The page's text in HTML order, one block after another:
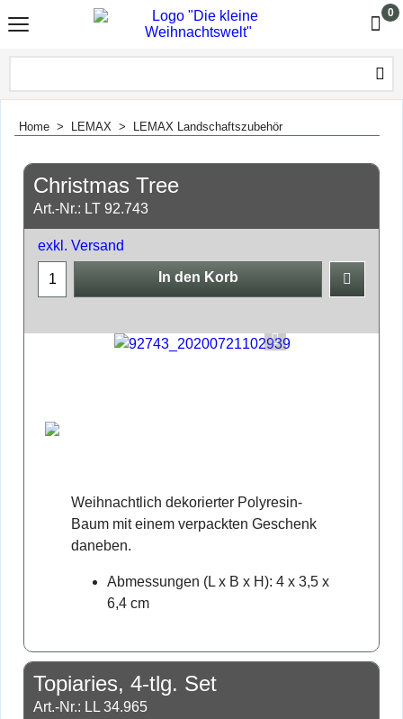
0
Home > LEMAX > LEMAX Landschaftszubehör
Christmas Tree
Art.-Nr.: LT 92.743
exkl. Versand
In den Korb
Weihnachtlich dekorierter Polyresin-
Baum mit einem verpackten Geschenk
daneben.
Abmessungen (L x B x H): 4 x 3,5 x
6,4 cm
Topiaries, 4-tlg. Set
Art.-Nr.: LL 34.965